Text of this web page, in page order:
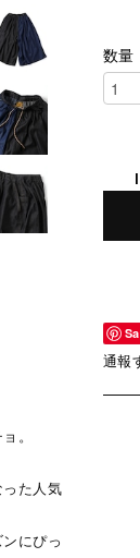
。
った人気
にぴっ
数量
通報